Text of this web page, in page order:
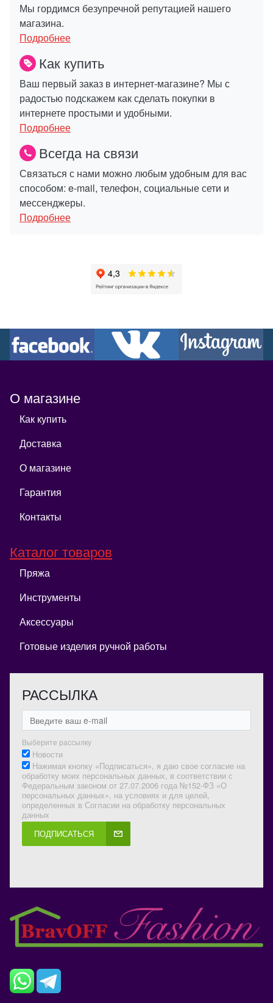
Мы гордимся безупречной репутацией нашего
магазина.
Подробнее
Как купить
Ваш первый заказ в интернет-магазине? Мы с
радостью подскажем как сделать покупки в
интернете простыми и удобными.
Подробнее
Всегда на связи
Связаться с нами можно любым удобным для вас
способом: e-mail, телефон, социальные сети и
мессенджеры.
Подробнее
О магазине
Как купить
Доставка
О магазине
Гарантия
Контакты
Каталог товаров
Пряжа
Инструменты
Аксессуары
Готовые изделия ручной работы
РАССЫЛКА
Выберите рассылку
Новости
Нажимая кнопку «Подписаться», я даю свое согласие на
обработку моих персональных данных, в соответствии с
Федеральным законом от 27.07.2006 года №152-ФЗ «О
персональных данных», на условиях и для целей,
определенных в Согласии на обработку персональных
данных
ПОДПИСАТЬСЯ